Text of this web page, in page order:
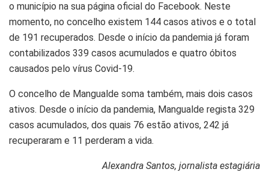
o município na sua página oficial do Facebook. Neste
momento, no concelho existem 144 casos ativos e o total
de 191 recuperados. Desde o início da pandemia já foram
contabilizados 339 casos acumulados e quatro óbitos
causados pelo vírus Covid-19.
O concelho de Mangualde soma também, mais dois casos
ativos. Desde o início da pandemia, Mangualde regista 329
casos acumulados, dos quais 76 estão ativos, 242 já
recuperaram e 11 perderam a vida.
Alexandra Santos, jornalista estagiária